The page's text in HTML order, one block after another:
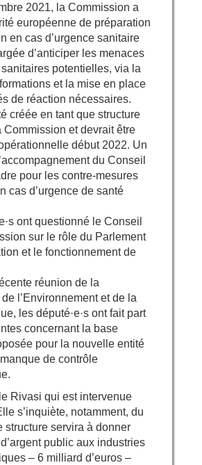
2021, la Commission a
européenne de préparation
en cas d’urgence sanitaire
d’anticiper les menaces
potentielles, via la
et la mise en place
de réaction nécessaires.
créée en tant que structure
Commission et devrait être
début 2022. Un
du Conseil
pour les contre-mesures
cas d’urgence de santé
ont questionné le Conseil
sur le rôle du Parlement
et le fonctionnement de
réunion de la
l’Environnement et de la
les député·e·s ont fait part
concernant la base
pour la nouvelle entité
de contrôle
Rivasi qui est intervenue
s’inquiète, notamment, du
structure servira à donner
public aux industries
– 6 milliard d’euros –